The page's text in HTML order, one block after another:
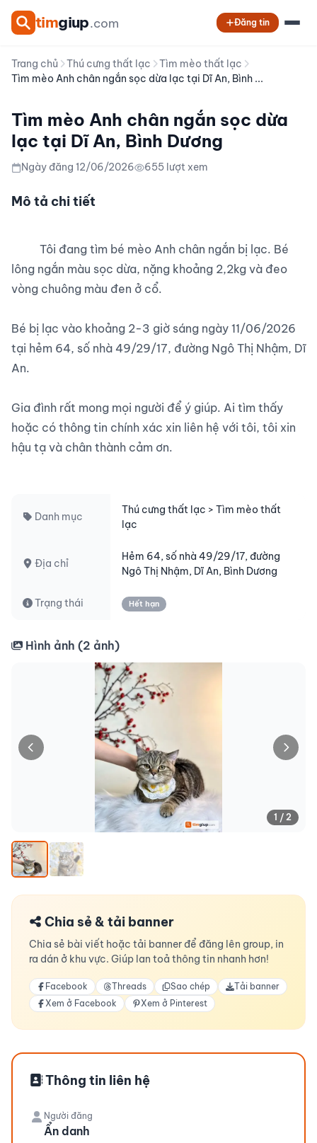
timgiup.com Đăng tin
Trang chủ Thú cưng thất lạc
Tìm mèo thất lạc
Tìm mèo Anh chân ngắn sọc dừa lạc tại Dĩ An, Bình ...
Tìm mèo Anh chân ngắn sọc dừa
lạc tại Dĩ An, Bình Dương
Ngày đăng 12/06/2026 655 lượt xem
Mô tả chi tiết
lông ngắn màu sọc dừa, nặng khoảng 2,2kg và đeo
vòng chuông màu đen ở cổ.
Bé bị lạc vào khoảng 2-3 giờ sáng ngày 11/06/2026
tại hẻm 64, số nhà 49/29/17, đường Ngô Thị Nhậm, Dĩ
An.
Gia đình rất mong mọi người để ý giúp. Ai tìm thấy
hoặc có thông tin chính xác xin liên hệ với tôi, tôi xin
hậu tạ và chân thành cảm ơn.
Danh mục
Thú cưng thất lạc > Tìm mèo thất
lạc
Địa chỉ
Hẻm 64, số nhà 49/29/17, đường
Ngô Thị Nhậm, Dĩ An, Bình Dương
Trạng thái Hết hạn
Hình ảnh (2 ảnh)
1 / 2
Chia sẻ & tải banner
Chia sẻ bài viết hoặc tải banner để đăng lên group, in
ra dán ở khu vực. Giúp lan toả thông tin nhanh hơn!
Facebook Threads Sao chép
Tải banner
Xem ở Facebook
Xem ở Pinterest
Thông tin liên hệ
Người đăng
Ẩn danh